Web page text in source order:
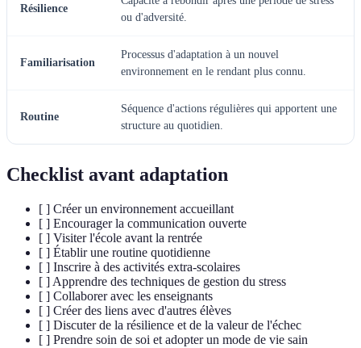
Résilience
ou d'adversité.
Familiarisation
Processus d'adaptation à un nouvel
environnement en le rendant plus connu.
Routine
Séquence d'actions régulières qui apportent une
structure au quotidien.
Checklist avant adaptation
[ ] Créer un environnement accueillant
[ ] Encourager la communication ouverte
[ ] Visiter l'école avant la rentrée
[ ] Établir une routine quotidienne
[ ] Inscrire à des activités extra-scolaires
[ ] Apprendre des techniques de gestion du stress
[ ] Collaborer avec les enseignants
[ ] Créer des liens avec d'autres élèves
[ ] Discuter de la résilience et de la valeur de l'échec
[ ] Prendre soin de soi et adopter un mode de vie sain